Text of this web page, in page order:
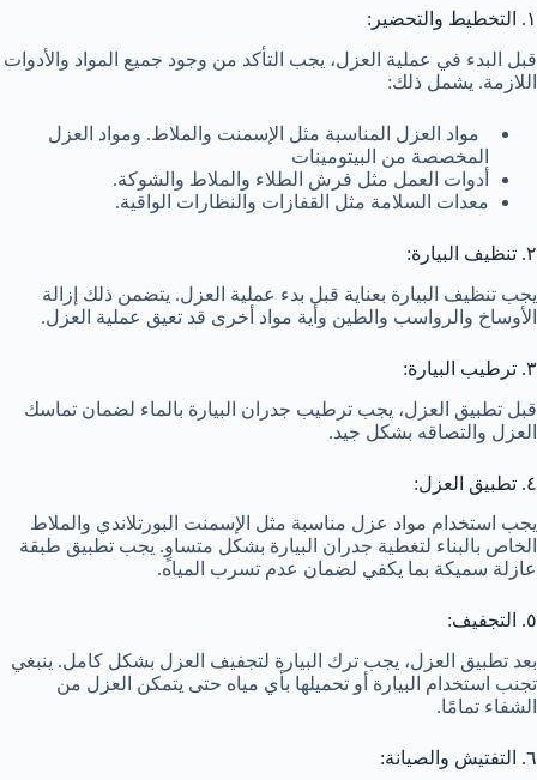
١. التخطيط والتحضير:
قبل البدء في عملية العزل، يجب التأكد من وجود جميع المواد والأدوات
اللازمة. يشمل ذلك:
مواد العزل المناسبة مثل الإسمنت والملاط. ومواد العزل
المخصصة من البيتومينات
أدوات العمل مثل فرش الطلاء والملاط والشوكة.
معدات السلامة مثل القفازات والنظارات الواقية.
٢. تنظيف البيارة:
يجب تنظيف البيارة بعناية قبل بدء عملية العزل. يتضمن ذلك إزالة
الأوساخ والرواسب والطين وأية مواد أخرى قد تعيق عملية العزل.
٣. ترطيب البيارة:
قبل تطبيق العزل، يجب ترطيب جدران البيارة بالماء لضمان تماسك
العزل والتصاقه بشكل جيد.
٤. تطبيق العزل:
يجب استخدام مواد عزل مناسبة مثل الإسمنت البورتلاندي والملاط
الخاص بالبناء لتغطية جدران البيارة بشكل متساوٍ. يجب تطبيق طبقة
عازلة سميكة بما يكفي لضمان عدم تسرب المياه.
٥. التجفيف:
بعد تطبيق العزل، يجب ترك البيارة لتجفيف العزل بشكل كامل. ينبغي
تجنب استخدام البيارة أو تحميلها بأي مياه حتى يتمكن العزل من
الشفاء تمامًا.
٦. التفتيش والصيانة: